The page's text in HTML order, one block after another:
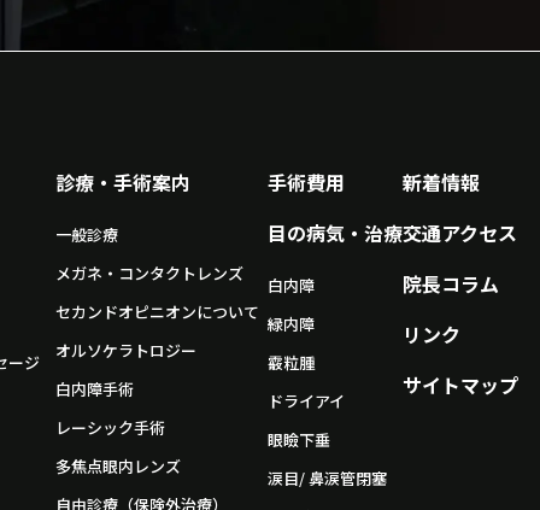
ージ
診療・手術案内
一般診療
メガネ・コンタクトレンズ
セカンドオピニオンについて
オルソケラトロジー
白内障手術
レーシック手術
多焦点眼内レンズ
自由診療（保険外治療）
手術費用
目の病気・治療
白内障
緑内障
霰粒腫
ドライアイ
眼瞼下垂
涙目/ 鼻涙管閉塞
新着情報
交通アクセス
院長コラム
リンク
サイトマップ